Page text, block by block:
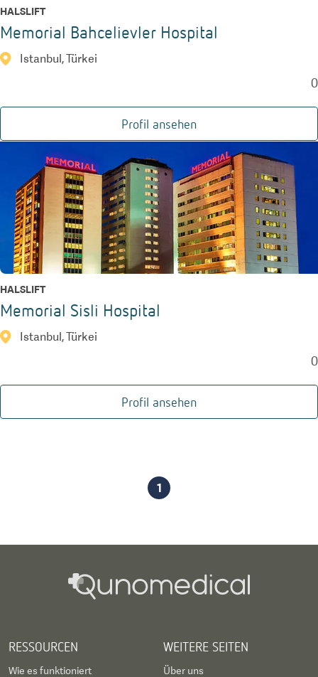
HALSLIFT
Memorial Bahcelievler Hospital
Istanbul, Türkei
0
Profil ansehen
HALSLIFT
Memorial Sisli Hospital
Istanbul, Türkei
0
Profil ansehen
1
RESSOURCEN
Wie es funktioniert
WEITERE SEITEN
Über uns